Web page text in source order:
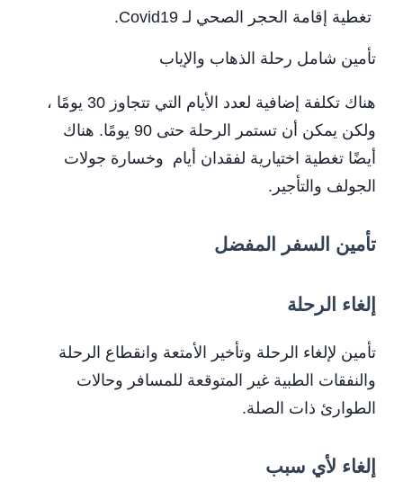
تغطية إقامة الحجر الصحي لـ Covid19.
تأمين شامل رحلة الذهاب والإياب
هناك تكلفة إضافية لعدد الأيام التي تتجاوز 30 يومًا ،
ولكن يمكن أن تستمر الرحلة حتى 90 يومًا. هناك
أيضًا تغطية اختيارية لفقدان أيام وخسارة جولات
الجولف والتأجير.
تأمين السفر المفضل
إلغاء الرحلة
تأمين لإلغاء الرحلة وتأخير الأمتعة وانقطاع الرحلة
والنفقات الطبية غير المتوقعة للمسافر وحالات
الطوارئ ذات الصلة.
إلغاء لأي سبب